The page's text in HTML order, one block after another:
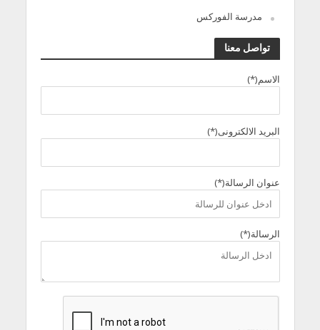
مدرسة الفوركس
تواصل معنا
الاسم(*)
البريد الالكترونى(*)
عنوان الرسالة(*)
الرسالة(*)